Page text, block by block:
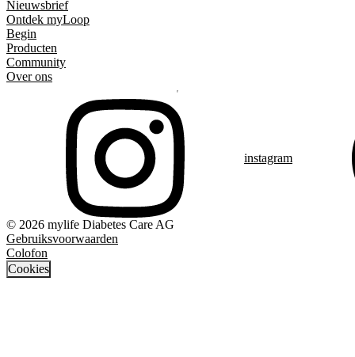
Nieuwsbrief
Ontdek myLoop
Begin
Producten
Community
Over ons
instagram
© 2026 mylife Diabetes Care AG
Gebruiksvoorwaarden
Colofon
Cookies